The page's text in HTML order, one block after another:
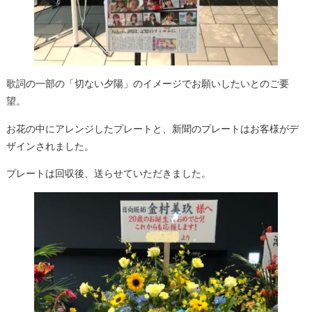
歌詞の一部の「切ない夕陽」のイメージでお願いしたいとのご要
望。
お花の中にアレンジしたプレートと、新聞のプレートはお客様がデ
ザインされました。
プレートは回収後、送らせていただきました。